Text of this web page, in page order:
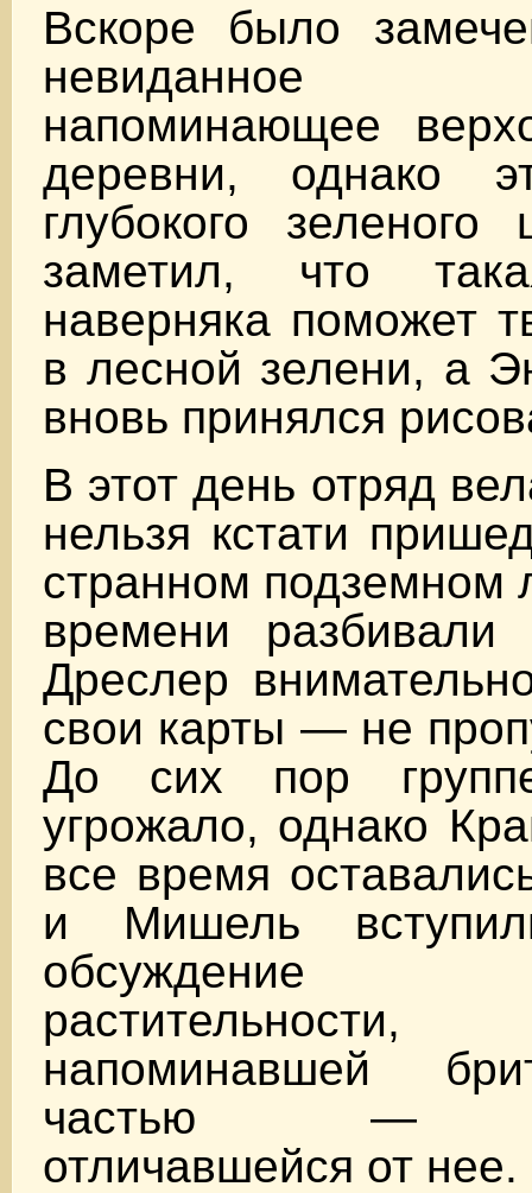
Вскоре было
невиданное
напоминающее
деревни, однако
глубокого зеленого
заметил, что
наверняка поможет
в лесной зелени, а
вновь принялся
В этот день отряд
нельзя кстати
странном подземном
времени разбивали
Дреслер
свои карты — не
До сих пор
угрожало, однако
все время
и Мишель
обсуждение
напоминавшей
частью —
отличавшейся от нее.